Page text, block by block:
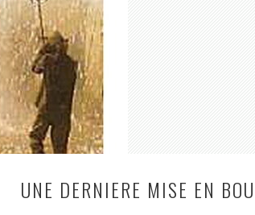
UNE DERNIERE MISE EN